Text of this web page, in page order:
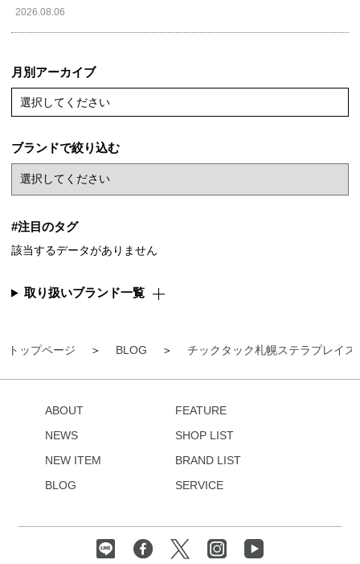
トップページ BLOG チックタック札幌ステラプレイス
2026.08.06
月別アーカイブ
選択してください
ブランドで絞り込む
#注目のタグ
該当するデータがありません
取り扱いブランド一覧
ABOUT
NEWS
NEW ITEM
BLOG
FEATURE
SHOP LIST
BRAND LIST
SERVICE